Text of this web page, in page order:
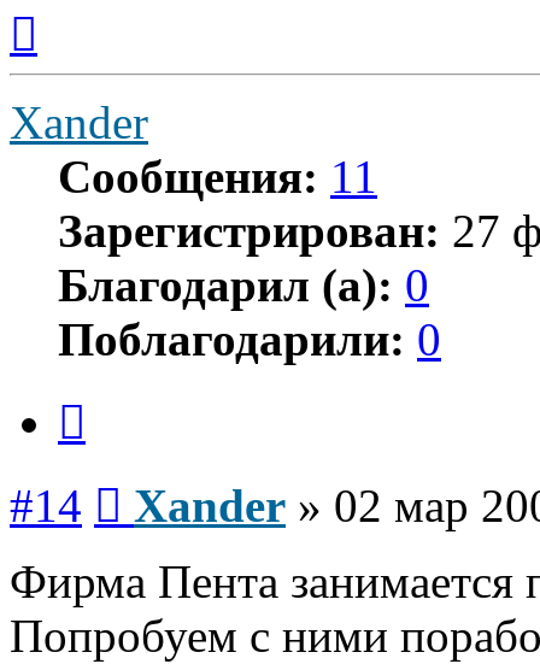
началу
Xander
Сообщения: 11
Зарегистрирован: 27
Благодарил (а): 0
Поблагодарили: 0
#14 Xander » 02 мар
Фирма Пента
Попробуем с ними